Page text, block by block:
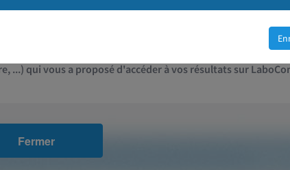
qui vous a proposé d'accéder à vos résultats sur
Fermer